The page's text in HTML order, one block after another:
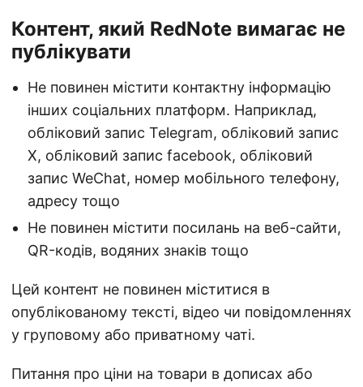
Контент, який RedNote вимагає не
публікувати
Не повинен містити контактну інформацію
інших соціальних платформ. Наприклад,
обліковий запис Telegram, обліковий запис
X, обліковий запис facebook, обліковий
запис WeChat, номер мобільного телефону,
адресу тощо
Не повинен містити посилань на веб-сайти,
QR-кодів, водяних знаків тощо
Цей контент не повинен міститися в
опублікованому тексті, відео чи повідомленнях
у груповому або приватному чаті.
Питання про ціни на товари в дописах або